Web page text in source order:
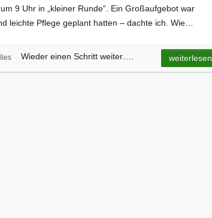
9 Uhr in „kleiner Runde“. Ein Großaufgebot war
leichte Pflege geplant hatten – dachte ich. Wie…
Wieder einen Schritt weiter…. weiterlesen